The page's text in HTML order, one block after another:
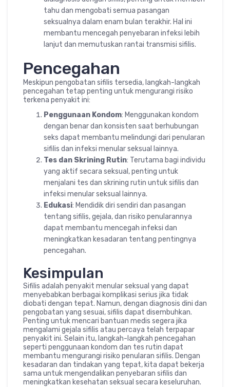
tahu dan mengobati semua pasangan
seksualnya dalam enam bulan terakhir. Hal ini
membantu mencegah penyebaran infeksi lebih
lanjut dan memutuskan rantai transmisi sifilis.
Pencegahan
Meskipun pengobatan sifilis tersedia, langkah-langkah
pencegahan tetap penting untuk mengurangi risiko
terkena penyakit ini:
Penggunaan Kondom: Menggunakan kondom
dengan benar dan konsisten saat berhubungan
seks dapat membantu melindungi dari penularan
sifilis dan infeksi menular seksual lainnya.
Tes dan Skrining Rutin: Terutama bagi individu
yang aktif secara seksual, penting untuk
menjalani tes dan skrining rutin untuk sifilis dan
infeksi menular seksual lainnya.
Edukasi: Mendidik diri sendiri dan pasangan
tentang sifilis, gejala, dan risiko penularannya
dapat membantu mencegah infeksi dan
meningkatkan kesadaran tentang pentingnya
pencegahan.
Kesimpulan
Sifilis adalah penyakit menular seksual yang dapat
menyebabkan berbagai komplikasi serius jika tidak
diobati dengan tepat. Namun, dengan diagnosis dini dan
pengobatan yang sesuai, sifilis dapat disembuhkan.
Penting untuk mencari bantuan medis segera jika
mengalami gejala sifilis atau percaya telah terpapar
penyakit ini. Selain itu, langkah-langkah pencegahan
seperti penggunaan kondom dan tes rutin dapat
membantu mengurangi risiko penularan sifilis. Dengan
kesadaran dan tindakan yang tepat, kita dapat bekerja
sama untuk mengendalikan penyebaran sifilis dan
meningkatkan kesehatan seksual secara keseluruhan.